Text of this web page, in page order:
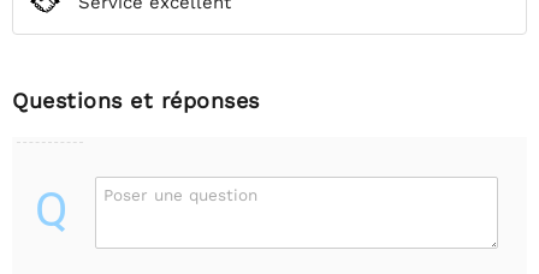
Questions et réponses
Q Poser une question